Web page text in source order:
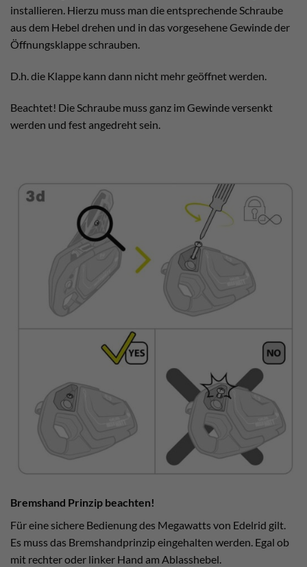
installieren. Hierzu muss man die entsprechende Schraube
aus dem Hebel drehen und in das vorgesehene Gewinde der
Öffnungsklappe schrauben.
D.h. die Klappe kann dann nicht mehr geöffnet werden.
Beachtet! Die Schraube muss ganz im Gewinde versenkt
werden und fest angedreht sein.
Bremshand Prinzip beachten!
Für eine sichere Bedienung des Megawatts von Edelrid gilt.
Es muss das Bremshandprinzip eingehalten werden. Egal ob
mit rechter oder linker Hand am Ablasshebel.